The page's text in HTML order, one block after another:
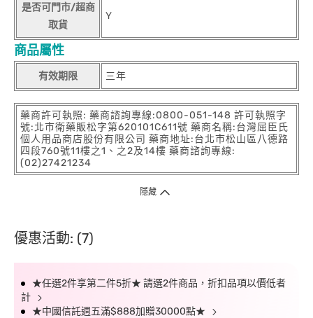
是否可門市/超商
取貨
Y
商品屬性
有效期限 三年
藥商許可執照: 藥商諮詢專線:0800-051-148 許可執照字
號:北市衛藥販松字第620101C611號 藥商名稱:台灣屈臣氏
個人用品商店股份有限公司 藥商地址:台北市松山區八德路
四段760號11樓之1、之2及14樓 藥商諮詢專線:
(02)27421234
隱藏
優惠活動: (7)
★任選2件享第二件5折★ 請選2件商品，折扣品項以價低者
計
★中國信託週五滿$888加贈30000點★